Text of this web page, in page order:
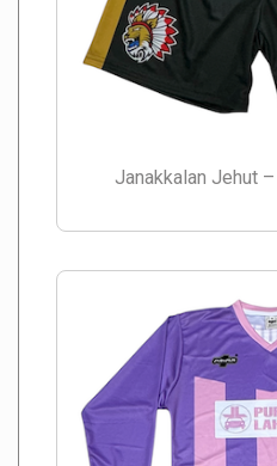
Janakkalan Jehut